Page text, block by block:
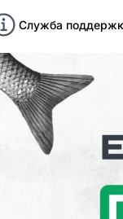
Служба